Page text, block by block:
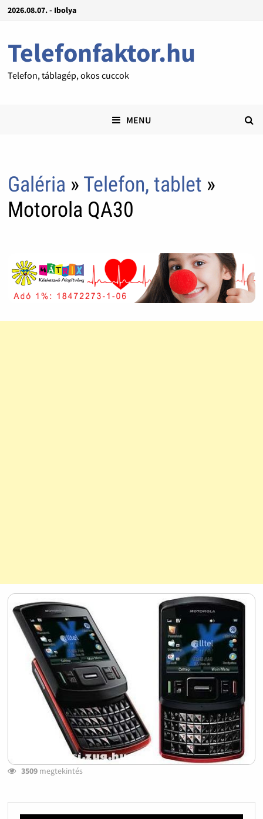
2026.08.07. - Ibolya
Telefonfaktor.hu
Telefon, táblagép, okos cuccok
MENU
Galéria » Telefon, tablet »
Motorola QA30
3509megtekintés